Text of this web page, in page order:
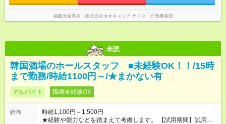
掲載元企業名 株式会社ネオキャリア ナイス！介護事業部
未読
韓国酒場のホールスタッフ ■未経験OK！！/15時
まで勤務/時給1100円～/★まかない有
アルバイト 職種未経験OK
給与
時給1,100円～1,500円
★経験や能力などを踏まえて考慮します。 【試用期間】試用期